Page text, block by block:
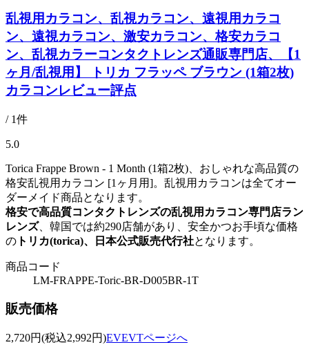
乱視用カラコン、乱視カラコン、遠視用カラコ
ン、遠視カラコン、激安カラコン、格安カラコ
ン、乱視カラーコンタクトレンズ通販専門店、【1
ヶ月/乱視用】 トリカ フラッペ ブラウン (1箱2枚)
カラコンレビュー評点
/ 1件
5.0
Torica Frappe Brown - 1 Month (1箱2枚)、おしゃれな高品質の
格安乱視用カラコン [1ヶ月用]。乱視用カラコンは全てオー
ダーメイド商品となります。
格安で高品質コンタクトレンズの乱視用カラコン専門店ラン
レンズ、韓国では約290店舗があり、安全かつお手頃な価格
の トリカ(torica)、日本公式販売代行社となります。
商品コード
LM-FRAPPE-Toric-BR-D005BR-1T
販売価格
2,720円(税込2,992円)EVEVTページへ